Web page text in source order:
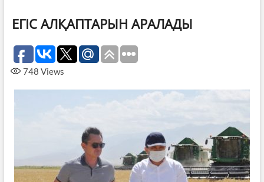
ЕГІС АЛҚАПТАРЫН АРАЛАДЫ
748 Views